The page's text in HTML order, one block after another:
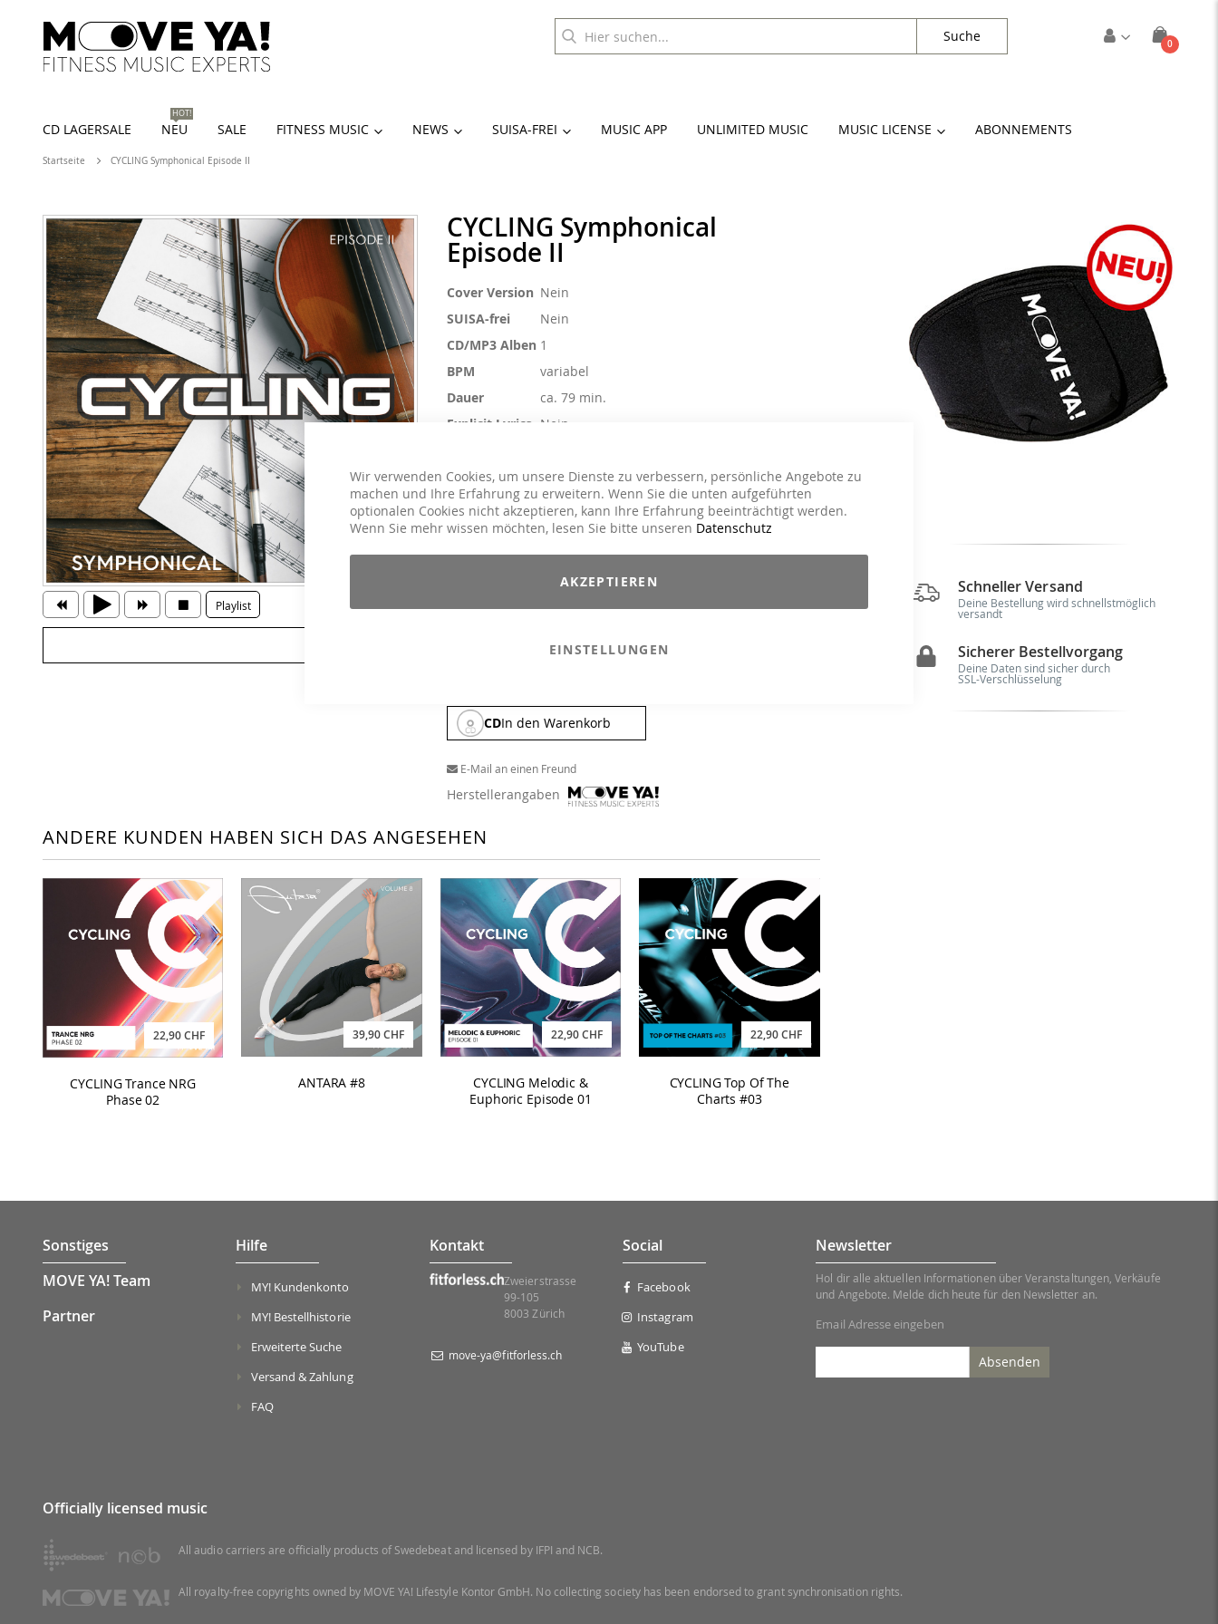
Wir verwenden Cookies, um unsere Dienste zu verbessern, persönliche Angebote zu
machen und Ihre Erfahrung zu erweitern. Wenn Sie die unten aufgeführten
optionalen Cookies nicht akzeptieren, kann Ihre Erfahrung beeinträchtigt werden.
Wenn Sie mehr wissen möchten, lesen Sie bitte unseren Datenschutz
AKZEPTIEREN
EINSTELLUNGEN
Cart
0Artikel
Suche
CD LAGERSALE NEU
HOT!
SALE FITNESS MUSIC NEWS SUISA-FREI MUSIC APP UNLIMITED MUSIC MUSIC LICENSE ABONNEMENTS
Startseite CYCLING Symphonical Episode II
Playlist
CYCLING Symphonical
Episode II
Weitere
Cover Version Nein
SUISA-frei
Nein
CD/MP3 Alben 1
BPM
variabel
Dauer
ca. 79 min.
Explicit Lyrics Nein
Genre
Dance / Electronic / Club, House / Deep
House, Instrumental, Klassik
39,90 CHF 4,90 CHF
Inkl. MwSt.,exkl.Versandkosten
Klassikern in spektakulären Versionen, mit großem
Erlebe einen Adrenalin- und Dopaminrausch, der jede
CDIn den Warenkorb
E-Mail an einen Freund
Herstellerangaben
ANDERE KUNDEN HABEN SICH DAS ANGESEHEN
22,90 CHF
CYCLING Trance NRG
Phase 02
39,90 CHF
ANTARA #8
22,90 CHF
CYCLING Melodic &
Euphoric Episode 01
22,90 CHF
CYCLING Top Of The
Charts #03
Schneller Versand
Deine Bestellung wird schnellstmöglich
versandt
Sicherer Bestellvorgang
Deine Daten sind sicher durch
SSL-Verschlüsselung
Sonstiges
MOVE YA! Team
Partner
Hilfe
MY! Kundenkonto
MY! Bestellhistorie
Erweiterte Suche
Versand & Zahlung
FAQ
Kontakt
Zweierstrasse
99-105
8003 Zürich
move-ya@fitforless.ch
Social
Facebook
Instagram
YouTube
Newsletter
Hol dir alle aktuellen Informationen über Veranstaltungen, Verkäufe
und Angebote. Melde dich heute für den Newsletter an.
Email Adresse eingeben
Absenden
Officially licensed music
All audio carriers are officially products of Swedebeat and licensed by IFPI and NCB.
All royalty-free copyrights owned by MOVE YA! Lifestyle Kontor GmbH. No collecting society has been endorsed to grant synchronisation rights.